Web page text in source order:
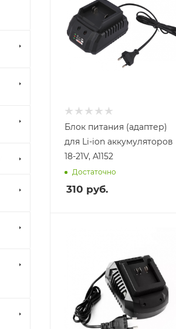
Блок питания (адаптер)
для Li-ion аккумуляторов
18-21V, A1152
Достаточно
310 руб.